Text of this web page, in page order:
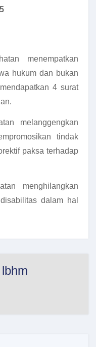
menempatkan
hukum dan bukan
4 surat
melanggengkan
tindak
paksa terhadap
menghilangkan
dalam hal